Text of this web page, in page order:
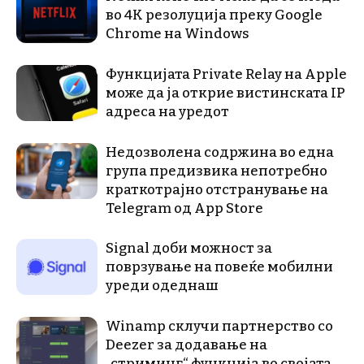
во 4K резолуција преку Google
Chrome на Windows
Функцијата Private Relay на Apple
може да ја открие вистинската IP
адреса на уредот
Недозволена содржина во една
група предизвика непотребно
краткотрајно отстранување на
Telegram од App Store
Signal доби можност за
поврзување на повеќе мобилни
уреди одеднаш
Winamp склучи партнерство со
Deezer за додавање на